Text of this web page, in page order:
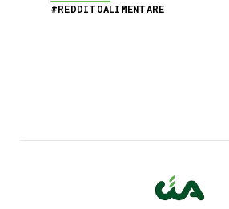
#REDDITOALIMENTARE